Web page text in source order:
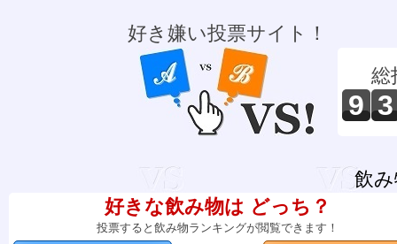
好き嫌い投票サイト！
総
9 3
飲
好きな飲み物は どっち？
投票すると飲み物ランキングが閲覧できます！